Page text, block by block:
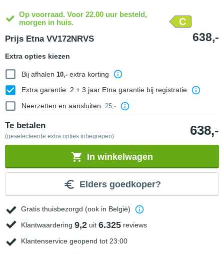
Op voorraad. Voor 22.00 uur besteld,
morgen in huis.
C
Prijs Etna VV172NRVS 638,-
Extra opties kiezen
Bij afhalen 10,-extra korting
Extra garantie: 2 + 3 jaar Etna garantie bij registratie
Neerzetten en aansluiten 25,-
Te betalen
(geselecteerde extra opties inbegrepen) 638,-
In winkelwagen
Elders goedkoper?
Gratis thuisbezorgd (ook in België)
Klantwaardering 9,2 uit 6.325 reviews
Klantenservice geopend tot 23:00